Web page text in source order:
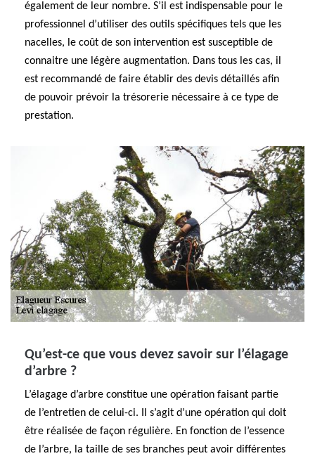
également de leur nombre. S’il est indispensable pour le
professionnel d’utiliser des outils spécifiques tels que les
nacelles, le coût de son intervention est susceptible de
connaitre une légère augmentation. Dans tous les cas, il
est recommandé de faire établir des devis détaillés afin
de pouvoir prévoir la trésorerie nécessaire à ce type de
prestation.
Qu’est-ce que vous devez savoir sur l’élagage
d’arbre ?
L’élagage d’arbre constitue une opération faisant partie
de l’entretien de celui-ci. Il s’agit d’une opération qui doit
être réalisée de façon régulière. En fonction de l’essence
de l’arbre, la taille de ses branches peut avoir différentes